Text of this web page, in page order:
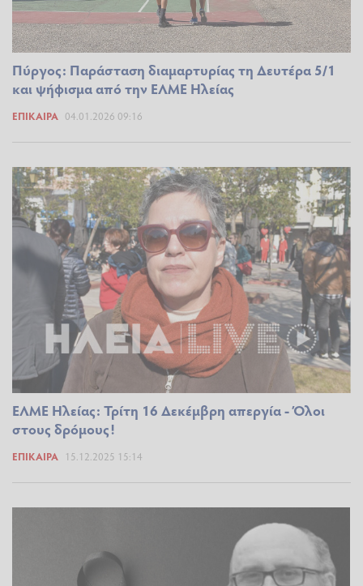
Πύργος: Παράσταση διαμαρτυρίας τη Δευτέρα 5/1
και ψήφισμα από την ΕΛΜΕ Ηλείας
ΕΠΊΚΑΙΡΑ 04.01.2026 09:16
ΕΛΜΕ Ηλείας: Τρίτη 16 Δεκέμβρη απεργία - Όλοι
στους δρόμους!
ΕΠΊΚΑΙΡΑ 15.12.2025 15:14